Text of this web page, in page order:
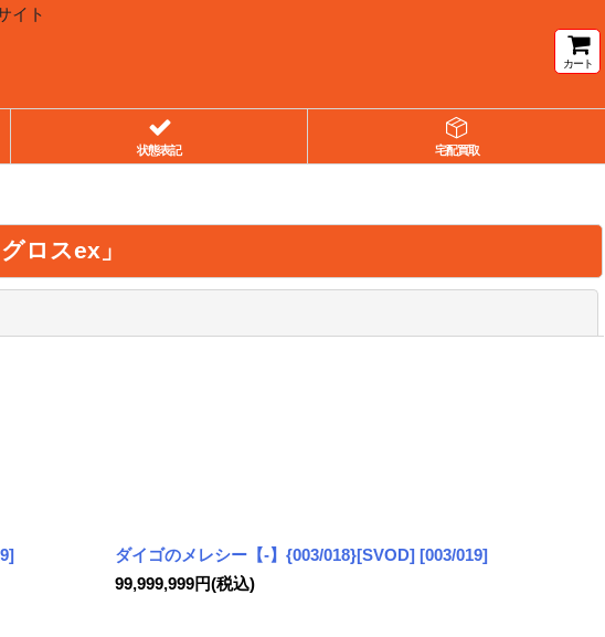
イト
カート
状態表記 宅配買取
ロスex」
]
ダイゴのメレシー【-】{003/018}[SVOD] [003/019]
99,999,999円(税込)